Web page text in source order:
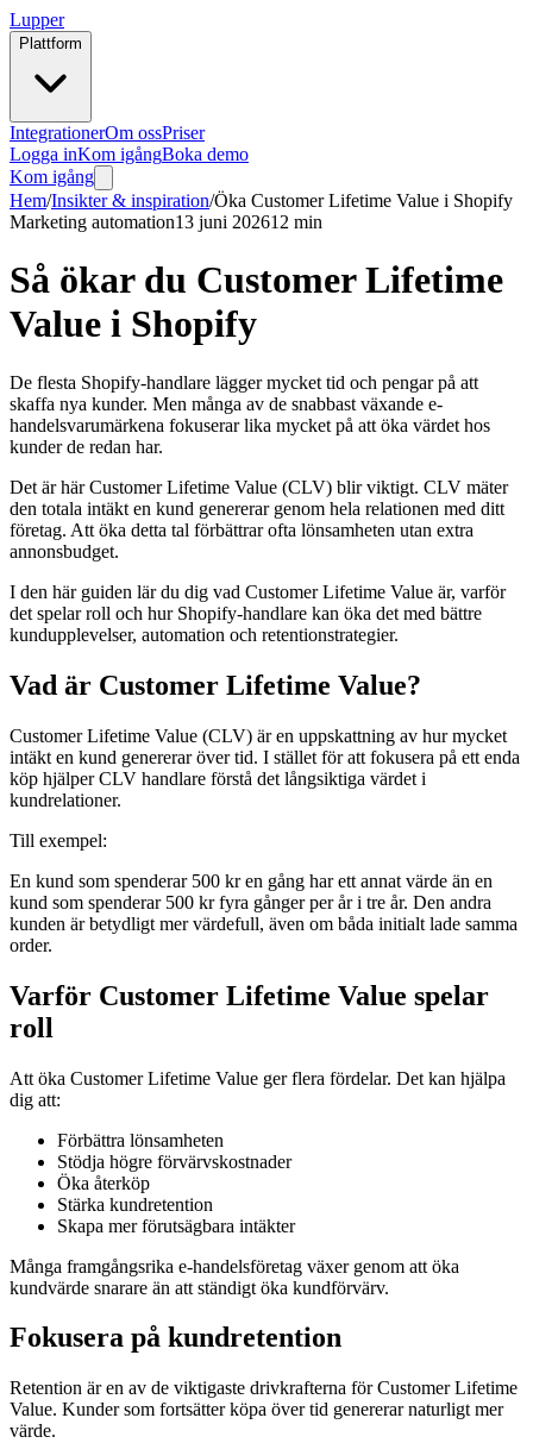
Lupper
Plattform
IntegrationerOm ossPriser
Logga inKom igångBoka demo
Kom igång
Hem/Insikter & inspiration/Öka Customer Lifetime Value i Shopify
Marketing automation13 juni 202612 min
Så ökar du Customer Lifetime
Value i Shopify
De flesta Shopify-handlare lägger mycket tid och pengar på att
skaffa nya kunder. Men många av de snabbast växande e-
handelsvarumärkena fokuserar lika mycket på att öka värdet hos
kunder de redan har.
Det är här Customer Lifetime Value (CLV) blir viktigt. CLV mäter
den totala intäkt en kund genererar genom hela relationen med ditt
företag. Att öka detta tal förbättrar ofta lönsamheten utan extra
annonsbudget.
I den här guiden lär du dig vad Customer Lifetime Value är, varför
det spelar roll och hur Shopify-handlare kan öka det med bättre
kundupplevelser, automation och retentionstrategier.
Vad är Customer Lifetime Value?
Customer Lifetime Value (CLV) är en uppskattning av hur mycket
intäkt en kund genererar över tid. I stället för att fokusera på ett enda
köp hjälper CLV handlare förstå det långsiktiga värdet i
kundrelationer.
Till exempel:
En kund som spenderar 500 kr en gång har ett annat värde än en
kund som spenderar 500 kr fyra gånger per år i tre år. Den andra
kunden är betydligt mer värdefull, även om båda initialt lade samma
order.
Varför Customer Lifetime Value spelar
roll
Att öka Customer Lifetime Value ger flera fördelar. Det kan hjälpa
dig att:
Förbättra lönsamheten
Stödja högre förvärvskostnader
Öka återköp
Stärka kundretention
Skapa mer förutsägbara intäkter
Många framgångsrika e-handelsföretag växer genom att öka
kundvärde snarare än att ständigt öka kundförvärv.
Fokusera på kundretention
Retention är en av de viktigaste drivkrafterna för Customer Lifetime
Value. Kunder som fortsätter köpa över tid genererar naturligt mer
värde.